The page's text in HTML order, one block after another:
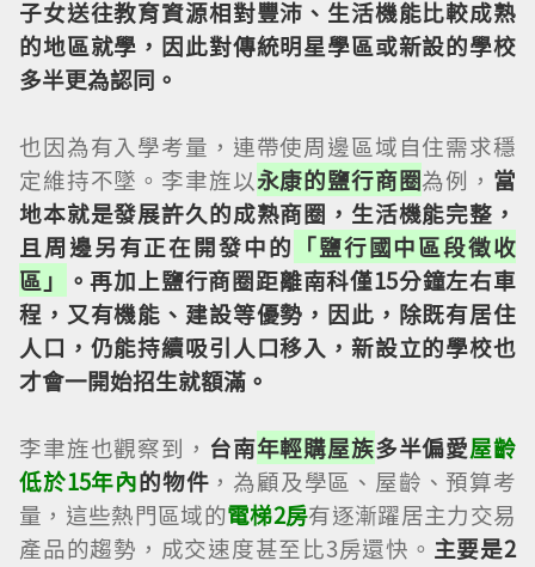
子女送往教育資源相對豐沛、生活機能比較成熟
的地區就學，因此對傳統明星學區或新設的學校
多半更為認同。
也因為有入學考量，連帶使周邊區域自住需求穩
定維持不墜。李聿旌以永康的鹽行商圈為例， 當
地本就是發展許久的成熟商圈，生活機能完整，
且周邊另有正在開發中的 「鹽行國中區段徵收
區」
。再加上鹽行商圈距離南科僅15分鐘左右車
程，又有機能、建設等優勢，因此，除既有居住
人口，仍能持續吸引人口移入，新設立的學校也
才會一開始招生就額滿。
李聿旌也觀察到， 台南年輕購屋族多半偏愛屋齡
低於15年內的物件 ，為顧及學區、屋齡、預算考
量，這些熱門區域的電梯2房有逐漸躍居主力交易
產品的趨勢，成交速度甚至比3房還快。 主要是2